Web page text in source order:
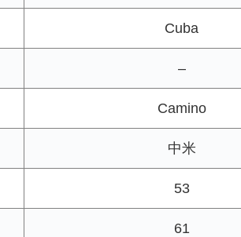
Cuba
–
Camino
中米
53
61